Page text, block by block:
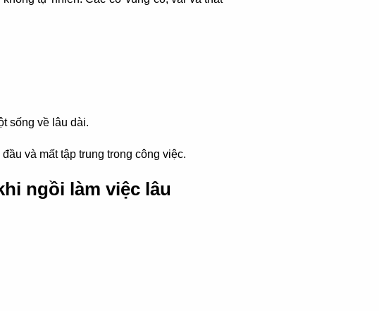
sống về lâu dài.
và mất tập trung trong công việc.
ngồi làm việc lâu